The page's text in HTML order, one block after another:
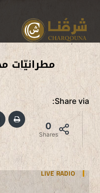
مطرانيّات
Share via:
0
Shares
LIVE RADIO